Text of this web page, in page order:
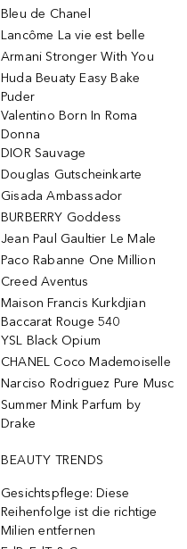
Bleu de Chanel
Lancôme La vie est belle
Armani Stronger With You
Huda Beuaty Easy Bake
Puder
Valentino Born In Roma
Donna
DIOR Sauvage
Douglas Gutscheinkarte
Gisada Ambassador
BURBERRY Goddess
Jean Paul Gaultier Le Male
Paco Rabanne One Million
Creed Aventus
Maison Francis Kurkdjian
Baccarat Rouge 540
YSL Black Opium
CHANEL Coco Mademoiselle
Narciso Rodriguez Pure Musc
Summer Mink Parfum by
Drake
BEAUTY TRENDS
Gesichtspflege: Diese
Reihenfolge ist die richtige
Milien entfernen